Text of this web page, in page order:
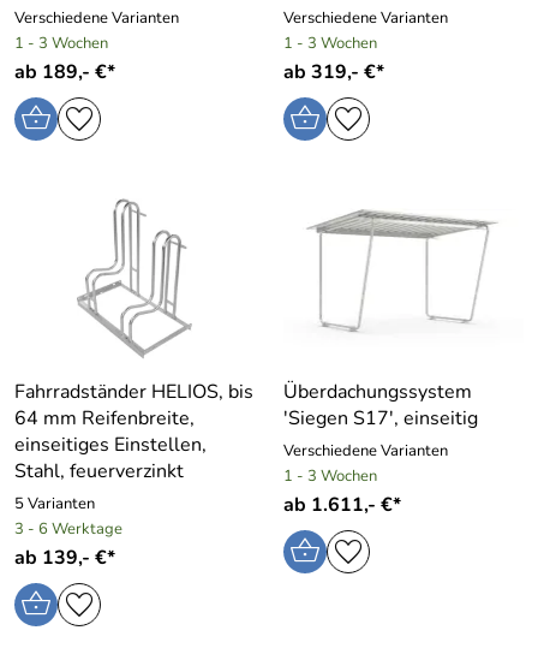
Verschiedene Varianten
1 - 3 Wochen
ab 189,- €*
Verschiedene Varianten
1 - 3 Wochen
ab 319,- €*
Fahrradständer HELIOS, bis
64 mm Reifenbreite,
einseitiges Einstellen,
Stahl, feuerverzinkt
5 Varianten
3 - 6 Werktage
ab 139,- €*
Überdachungssystem
′Siegen S17′, einseitig
Verschiedene Varianten
1 - 3 Wochen
ab 1.611,- €*